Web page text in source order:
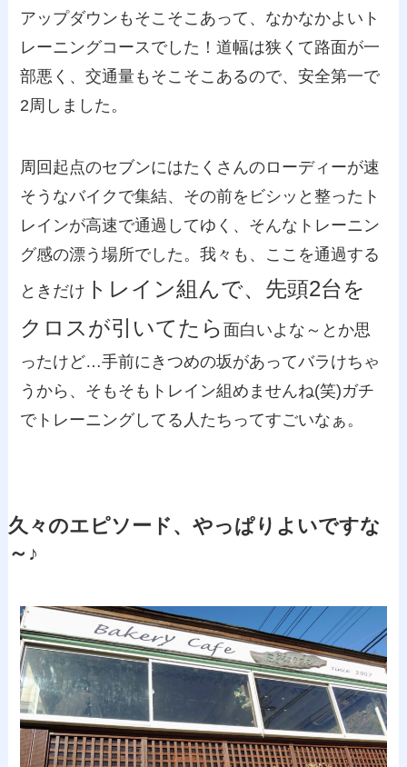
アップダウンもそこそこあって、なかなかよいト
レーニングコースでした！道幅は狭くて路面が一
部悪く、交通量もそこそこあるので、安全第一で
2周しました。
周回起点のセブンにはたくさんのローディーが速
そうなバイクで集結、その前をビシッと整ったト
レインが高速で通過してゆく、そんなトレーニン
グ感の漂う場所でした。我々も、ここを通過する
ときだけ トレイン組んで、先頭2台を
クロスが引いてたら面白いよな～とか思
ったけど…手前にきつめの坂があってバラけちゃ
うから、そもそもトレイン組めませんね(笑)ガチ
でトレーニングしてる人たちってすごいなぁ。
久々のエピソード、やっぱりよいですな
～♪